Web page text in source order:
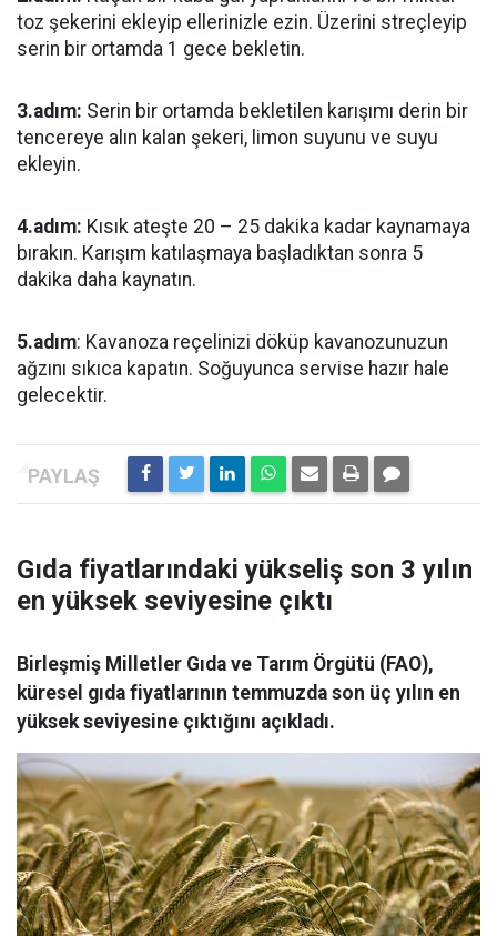
toz şekerini ekleyip ellerinizle ezin. Üzerini streçleyip
serin bir ortamda 1 gece bekletin.
3.adım: Serin bir ortamda bekletilen karışımı derin bir
tencereye alın kalan şekeri, limon suyunu ve suyu
ekleyin.
4.adım: Kısık ateşte 20 – 25 dakika kadar kaynamaya
bırakın. Karışım katılaşmaya başladıktan sonra 5
dakika daha kaynatın.
5.adım: Kavanoza reçelinizi döküp kavanozunuzun
ağzını sıkıca kapatın. Soğuyunca servise hazır hale
gelecektir.
Gıda fiyatlarındaki yükseliş son 3 yılın
en yüksek seviyesine çıktı
Birleşmiş Milletler Gıda ve Tarım Örgütü (FAO),
küresel gıda fiyatlarının temmuzda son üç yılın en
yüksek seviyesine çıktığını açıkladı.